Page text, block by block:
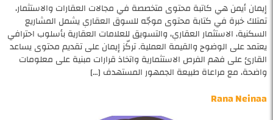
إيمان أيمن هي كاتبة محتوى متخصصة في مجالات العقارات والاستثمار،
تمتلك خبرة في كتابة محتوى موجّه للسوق العقاري يشمل المشاريع
السكنية، الاستثمار العقاري، والتسويق للعلامات العقارية بأسلوب احترافي
يعتمد على الوضوح والقيمة العملية. تركّز إيمان على تقديم محتوى يساعد
القارئ على فهم الفرص الاستثمارية واتخاذ قرارات مبنية على معلومات
واضحة، مع مراعاة طبيعة الجمهور المستهدف […]
Rana Neinaa